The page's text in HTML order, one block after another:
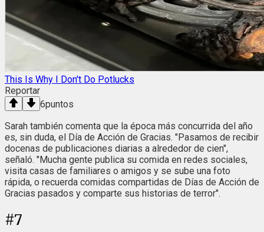
This Is Why I Don't Do Potlucks
Reportar
6puntos
Sarah también comenta que la época más concurrida del año
es, sin duda, el Día de Acción de Gracias. "Pasamos de recibir
docenas de publicaciones diarias a alrededor de cien",
señaló. "Mucha gente publica su comida en redes sociales,
visita casas de familiares o amigos y se sube una foto
rápida, o recuerda comidas compartidas de Días de Acción de
Gracias pasados ​​y comparte sus historias de terror".
#7